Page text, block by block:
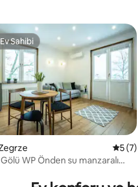
5 puan, 14 değerlendirme
Sahibi
Sahibi
55 (7)
WP Önden su manzaralı